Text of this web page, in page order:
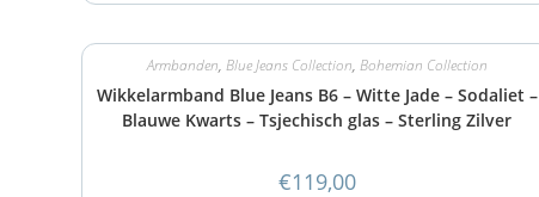
Armbanden, Blue Jeans Collection, Bohemian Collection
Wikkelarmband Blue Jeans B6 – Witte Jade – Sodaliet –
Blauwe Kwarts – Tsjechisch glas – Sterling Zilver
€119,00